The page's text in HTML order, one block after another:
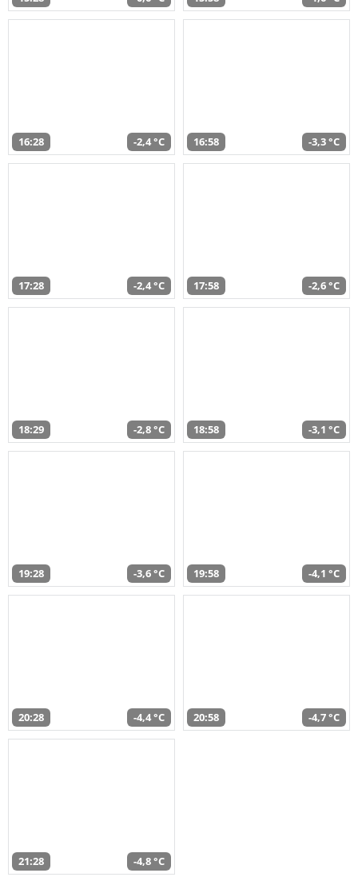
16:28 -2,4 °C 16:58 -3,3 °C
17:28 -2,4 °C 17:58 -2,6 °C
18:29 -2,8 °C 18:58 -3,1 °C
19:28 -3,6 °C 19:58 -4,1 °C
20:28 -4,4 °C 20:58 -4,7 °C
21:28 -4,8 °C